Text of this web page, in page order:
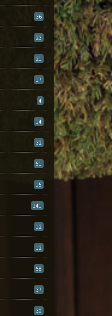
36
23
21
17
4
14
32
51
15
141
12
12
58
37
30